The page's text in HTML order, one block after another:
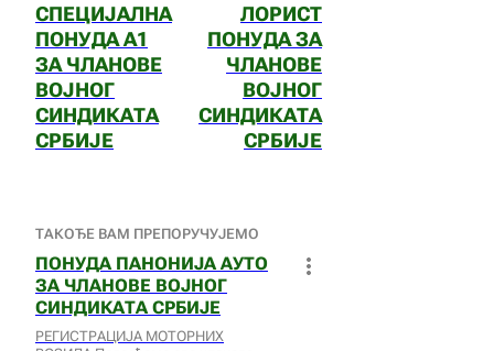
СПЕЦИЈАЛНА
ПОНУДА А1
ЗА ЧЛАНОВЕ
ВОЈНОГ
СИНДИКАТА
СРБИЈЕ
ЛОРИСТ
ПОНУДА ЗА
ЧЛАНОВЕ
ВОЈНОГ
СИНДИКАТА
СРБИЈЕ
ТАКОЂЕ ВАМ ПРЕПОРУЧУЈЕМО
ПОНУДА ПАНОНИЈА АУТО
ЗА ЧЛАНОВЕ ВОЈНОГ
СИНДИКАТА СРБИЈЕ
РЕГИСТРАЦИЈА МОТОРНИХ